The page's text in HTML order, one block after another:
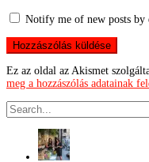
Notify me of new posts by
Ez az oldal az Akismet
meg a hozzászólás adatainak